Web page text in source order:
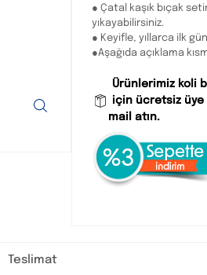
● Çatal kaşık bıçak
yıkayabilirsiniz.
● Keyifle, yıllarca ilk
●Aşağıda açıklama
Ürünlerimiz koli
için ücretsiz üye
mail atın.
Teslimat